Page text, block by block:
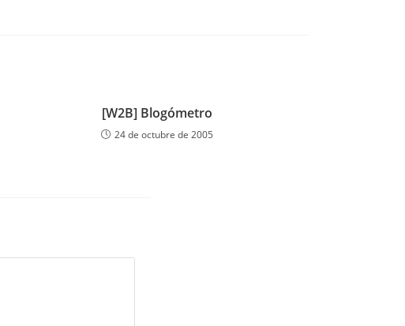
[W2B] Blogómetro
24 de octubre de 2005